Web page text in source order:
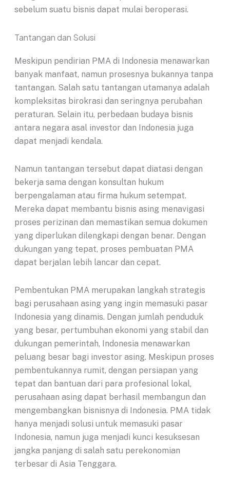
sebelum suatu bisnis dapat mulai beroperasi.
Tantangan dan Solusi
Meskipun pendirian PMA di Indonesia menawarkan
banyak manfaat, namun prosesnya bukannya tanpa
tantangan. Salah satu tantangan utamanya adalah
kompleksitas birokrasi dan seringnya perubahan
peraturan. Selain itu, perbedaan budaya bisnis
antara negara asal investor dan Indonesia juga
dapat menjadi kendala.
Namun tantangan tersebut dapat diatasi dengan
bekerja sama dengan konsultan hukum
berpengalaman atau firma hukum setempat.
Mereka dapat membantu bisnis asing menavigasi
proses perizinan dan memastikan semua dokumen
yang diperlukan dilengkapi dengan benar. Dengan
dukungan yang tepat, proses pembuatan PMA
dapat berjalan lebih lancar dan cepat.
Pembentukan PMA merupakan langkah strategis
bagi perusahaan asing yang ingin memasuki pasar
Indonesia yang dinamis. Dengan jumlah penduduk
yang besar, pertumbuhan ekonomi yang stabil dan
dukungan pemerintah, Indonesia menawarkan
peluang besar bagi investor asing. Meskipun proses
pembentukannya rumit, dengan persiapan yang
tepat dan bantuan dari para profesional lokal,
perusahaan asing dapat berhasil membangun dan
mengembangkan bisnisnya di Indonesia. PMA tidak
hanya menjadi solusi untuk memasuki pasar
Indonesia, namun juga menjadi kunci kesuksesan
jangka panjang di salah satu perekonomian
terbesar di Asia Tenggara.